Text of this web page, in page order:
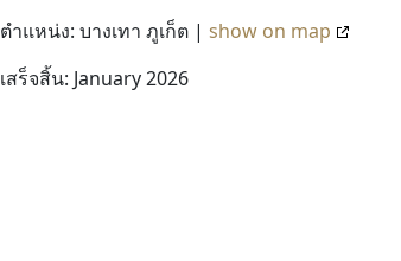
ตำแหน่ง: บางเทา ภูเก็ต | show on map
เสร็จสิ้น: January 2026